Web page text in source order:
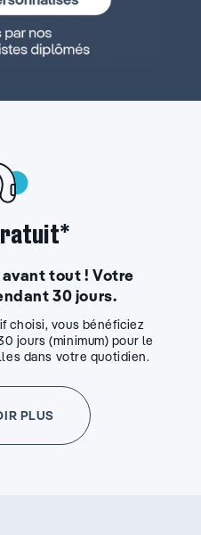
tout ! Votre
30 jours.
choisi, vous bénéficiez
jours (minimum) pour le
dans votre quotidien.
PLUS